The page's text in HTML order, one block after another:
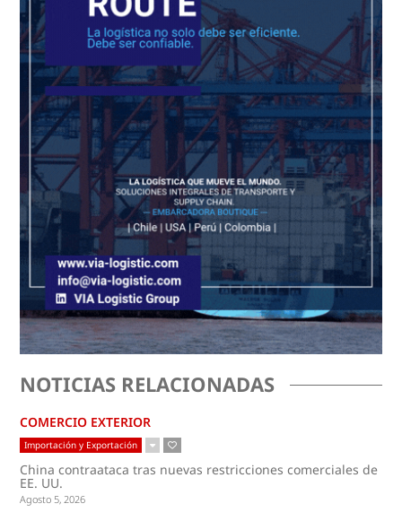
NOTICIAS RELACIONADAS
COMERCIO EXTERIOR
Importación y Exportación
China contraataca tras nuevas restricciones comerciales de
EE. UU.
Agosto 5, 2026